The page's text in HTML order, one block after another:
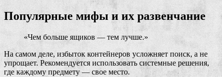
Популярные мифы и их развенчание
«Чем больше ящиков — тем лучше.»
На самом деле, избыток контейнеров усложняет поиск, а не
упрощает. Рекомендуется использовать системные решения,
где каждому предмету — свое место.